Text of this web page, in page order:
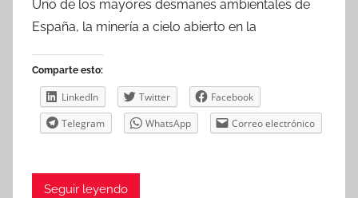
Uno de los mayores desmanes ambientales de
España, la minería a cielo abierto en la
Comparte esto:
LinkedIn Twitter
Facebook
Telegram
WhatsApp Correo electrónico
Seguir leyendo